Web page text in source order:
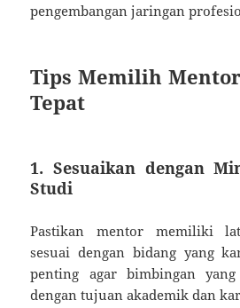
pengembangan jaringan
Tips Memilih
Tepat
1. Sesuaikan dengan
Studi
Pastikan mentor memiliki
sesuai dengan bidang yang
penting agar bimbingan
dengan tujuan akademik dan